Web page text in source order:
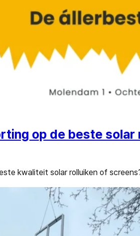
op de beste
kwaliteit solar rolluiken of